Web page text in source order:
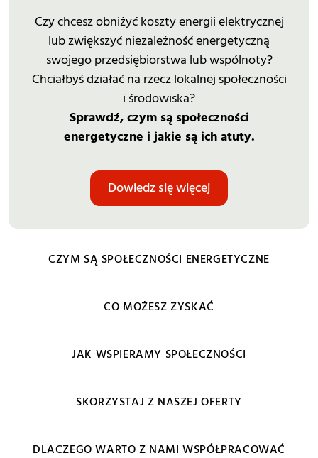
Czy chcesz obniżyć koszty energii elektrycznej
lub zwiększyć niezależność energetyczną
swojego przedsiębiorstwa lub wspólnoty?
Chciałbyś działać na rzecz lokalnej społeczności
i środowiska?
Sprawdź, czym są społeczności
energetyczne i jakie są ich atuty.
Dowiedz się więcej
CZYM SĄ SPOŁECZNOŚCI ENERGETYCZNE
CO MOŻESZ ZYSKAĆ
JAK WSPIERAMY SPOŁECZNOŚCI
SKORZYSTAJ Z NASZEJ OFERTY
DLACZEGO WARTO Z NAMI WSPÓŁPRACOWAĆ